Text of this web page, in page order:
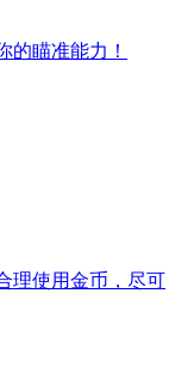
瞄准能力！
理使用金币，尽可